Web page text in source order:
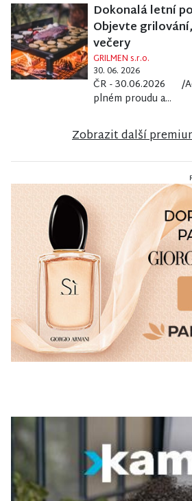
Dokonalá letní
Objevte
večery
GRILMEN s.r.o.
30. 06. 2026
ČR - 30.06.2026 /
plném proudu a...
Zobrazit další